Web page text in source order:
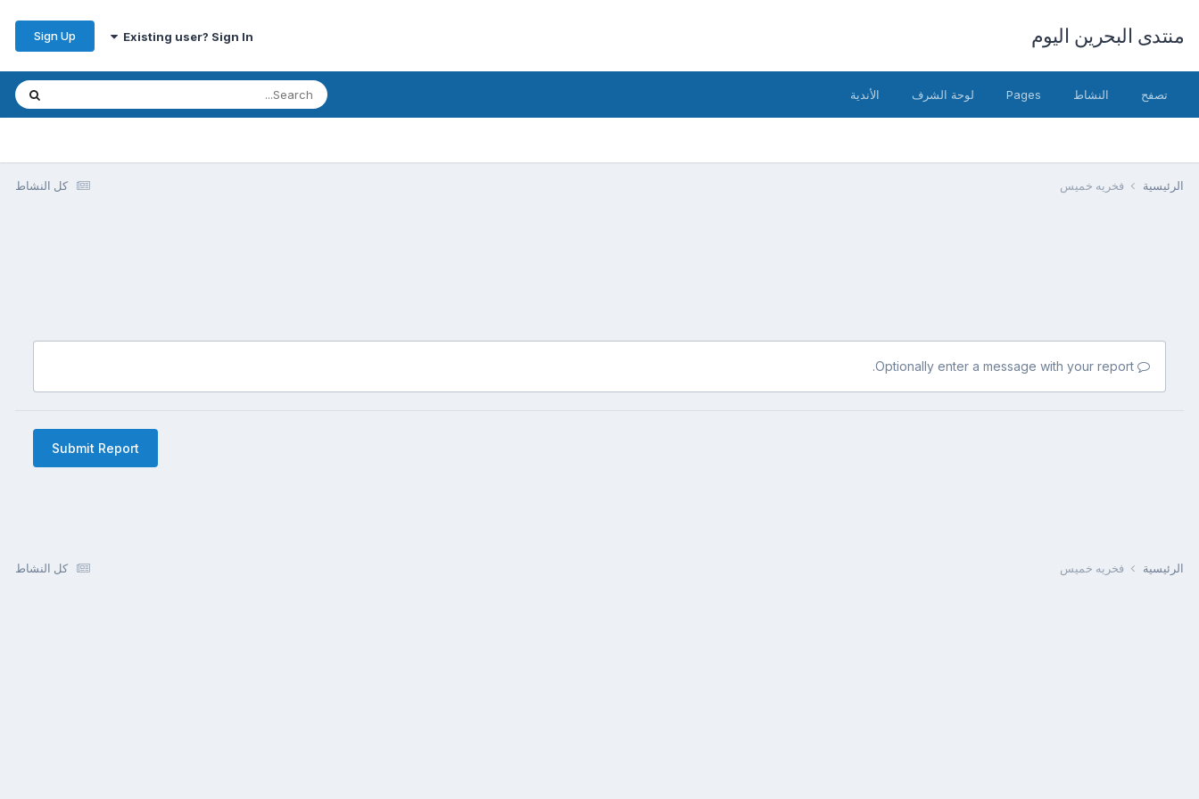
منتدى البحرين اليوم Existing user? Sign In
Sign Up
تصفح النشاط Pages لوحة الشرف الأندية
كل النشاط الرئيسية فخريه خميس
Submit Report
كل النشاط الرئيسية فخريه خميس